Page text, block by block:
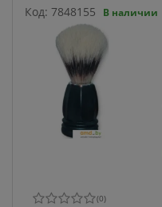
Код: 7848155 В наличии
(0)